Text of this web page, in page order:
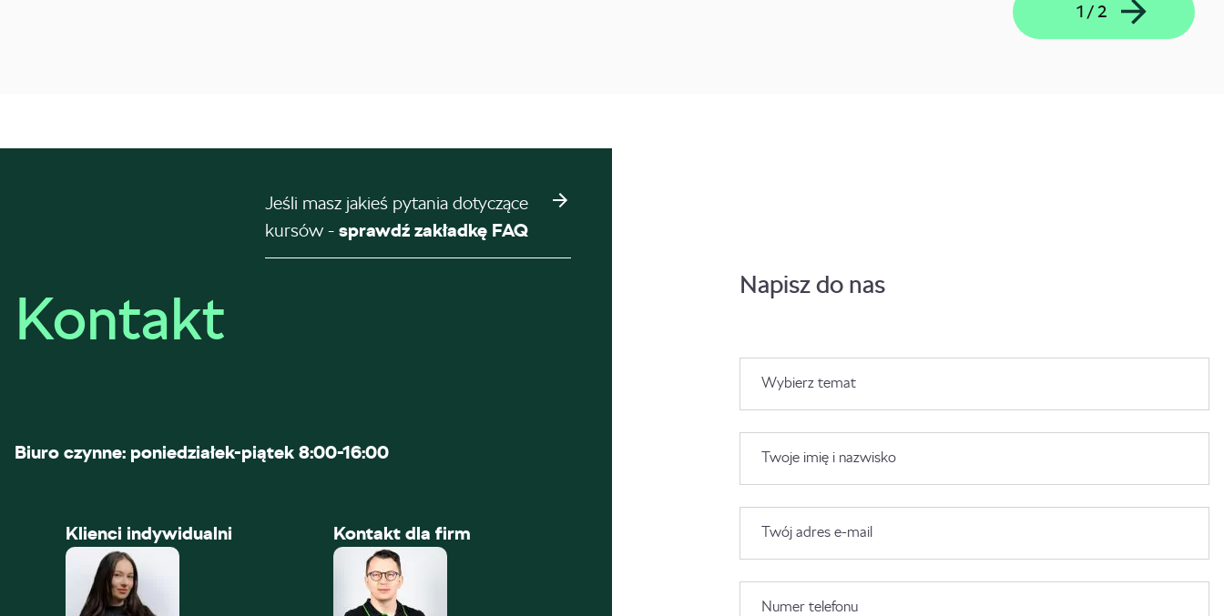
1 /2
Jeśli masz jakieś pytania dotyczące
kursów - sprawdź zakładkę FAQ
Kontakt
Biuro czynne: poniedziałek-piątek 8:00-16:00
Klienci indywidualni Kontakt dla firm
Napisz do nas
Wybierz temat
Twoje imię i nazwisko
Twój adres e-mail
Numer telefonu